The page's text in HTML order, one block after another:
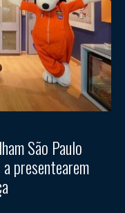
São Paulo
presentearem